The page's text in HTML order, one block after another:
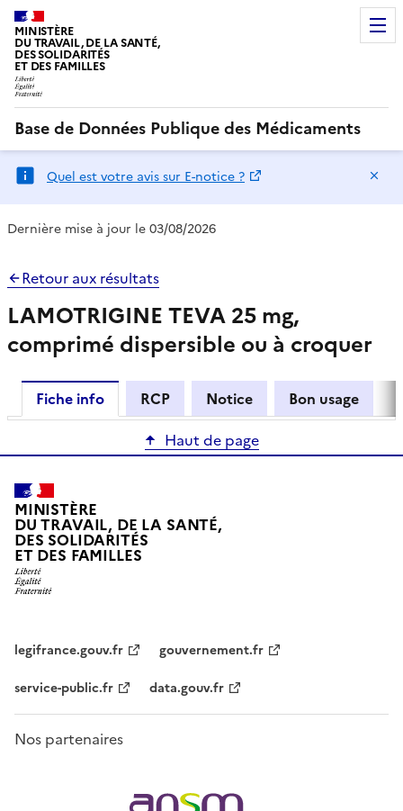
MINISTÈRE
DU TRAVAIL, DE LA SANTÉ,
DES SOLIDARITÉS
ET DES FAMILLES
Base de Données Publique des Médicaments
Quel est votre avis sur E-notice ?
Dernière mise à jour le 03/08/2026
Retour aux résultats
LAMOTRIGINE TEVA 25 mg,
comprimé dispersible ou à croquer
Fiche info RCP Notice
Bon usage
Haut de page
MINISTÈRE
DU TRAVAIL, DE LA SANTÉ,
DES SOLIDARITÉS
ET DES FAMILLES
legifrance.gouv.fr
gouvernement.fr
service-public.fr
data.gouv.fr
Nos partenaires